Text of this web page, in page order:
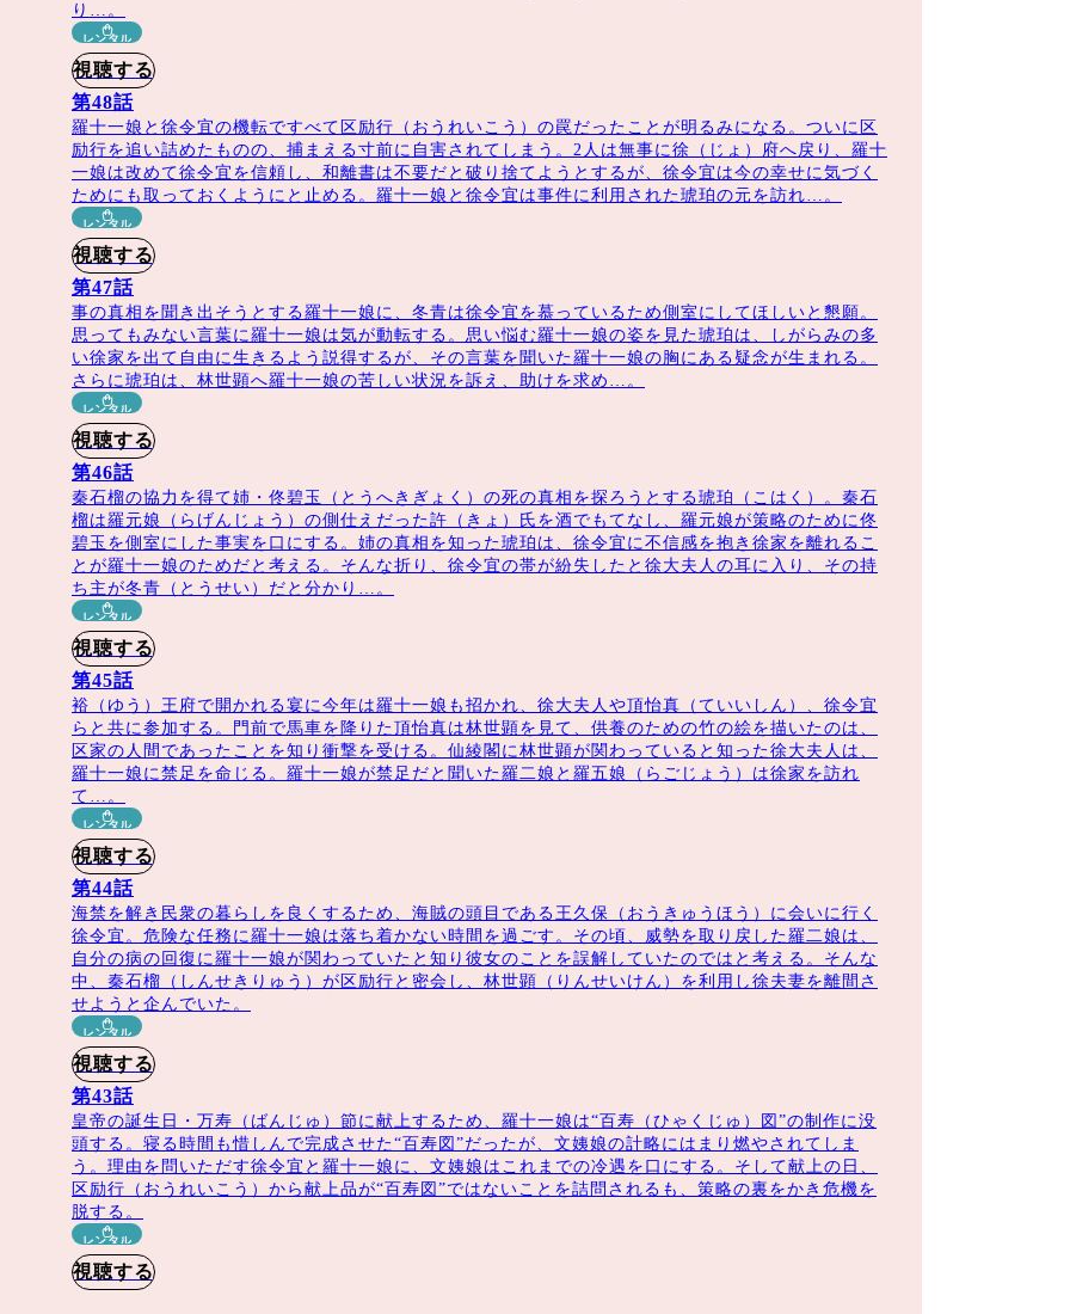
）「マイ・サンシャイン～何以笙簫默～」「孤高の花～General＆I～」
）「花様衛士〜ロイヤル・ミッション〜」「家族の名において」
暁天）殿下攻略〜恋の天下取り〜」「溺愛ロマンス～初恋、やり直します！～」
姍）「如懿伝（にょいでん）〜紫禁城に散る宿命の王妃〜」「鳳凰伝 ～永遠（とわ）の約束～」
ン（温徳光）「瓔珞＜エイラク＞～紫禁城に燃ゆる逆襲の王妃～」
）「夢織姫〜秘密の貴公子に恋をして〜」
ー（程婷鈺）「白華の姫～失われた記憶と3つの愛～」
へ。
、BS11+での配信は
Systems Company Limited
り…。
レンタル
視聴する
第48話
羅十一娘と徐令宜の機転ですべて区励行（おうれいこう）の罠だったことが明るみになる。ついに区
励行を追い詰めたものの、捕まえる寸前に自害されてしまう。2人は無事に徐（じょ）府へ戻り、羅十
一娘は改めて徐令宜を信頼し、和離書は不要だと破り捨てようとするが、徐令宜は今の幸せに気づく
ためにも取っておくようにと止める。羅十一娘と徐令宜は事件に利用された琥珀の元を訪れ…。
レンタル
視聴する
第47話
事の真相を聞き出そうとする羅十一娘に、冬青は徐令宜を慕っているため側室にしてほしいと懇願。
思ってもみない言葉に羅十一娘は気が動転する。思い悩む羅十一娘の姿を見た琥珀は、しがらみの多
い徐家を出て自由に生きるよう説得するが、その言葉を聞いた羅十一娘の胸にある疑念が生まれる。
さらに琥珀は、林世顕へ羅十一娘の苦しい状況を訴え、助けを求め…。
レンタル
視聴する
第46話
秦石榴の協力を得て姉・佟碧玉（とうへきぎょく）の死の真相を探ろうとする琥珀（こはく）。秦石
榴は羅元娘（らげんじょう）の側仕えだった許（きょ）氏を酒でもてなし、羅元娘が策略のために佟
碧玉を側室にした事実を口にする。姉の真相を知った琥珀は、徐令宜に不信感を抱き徐家を離れるこ
とが羅十一娘のためだと考える。そんな折り、徐令宜の帯が紛失したと徐大夫人の耳に入り、その持
ち主が冬青（とうせい）だと分かり…。
レンタル
視聴する
第45話
裕（ゆう）王府で開かれる宴に今年は羅十一娘も招かれ、徐大夫人や頂怡真（ていいしん）、徐令宜
らと共に参加する。門前で馬車を降りた頂怡真は林世顕を見て、供養のための竹の絵を描いたのは、
区家の人間であったことを知り衝撃を受ける。仙綾閣に林世顕が関わっていると知った徐大夫人は、
羅十一娘に禁足を命じる。羅十一娘が禁足だと聞いた羅二娘と羅五娘（らごじょう）は徐家を訪れ
て…。
レンタル
視聴する
第44話
海禁を解き民衆の暮らしを良くするため、海賊の頭目である王久保（おうきゅうほう）に会いに行く
徐令宜。危険な任務に羅十一娘は落ち着かない時間を過ごす。その頃、威勢を取り戻した羅二娘は、
自分の病の回復に羅十一娘が関わっていたと知り彼女のことを誤解していたのではと考える。そんな
中、秦石榴（しんせきりゅう）が区励行と密会し、林世顕（りんせいけん）を利用し徐夫妻を離間さ
せようと企んでいた。
レンタル
視聴する
第43話
皇帝の誕生日・万寿（ばんじゅ）節に献上するため、羅十一娘は“百寿（ひゃくじゅ）図”の制作に没
頭する。寝る時間も惜しんで完成させた“百寿図”だったが、文姨娘の計略にはまり燃やされてしま
う。理由を問いただす徐令宜と羅十一娘に、文姨娘はこれまでの冷遇を口にする。そして献上の日、
区励行（おうれいこう）から献上品が“百寿図”ではないことを詰問されるも、策略の裏をかき危機を
脱する。
レンタル
視聴する